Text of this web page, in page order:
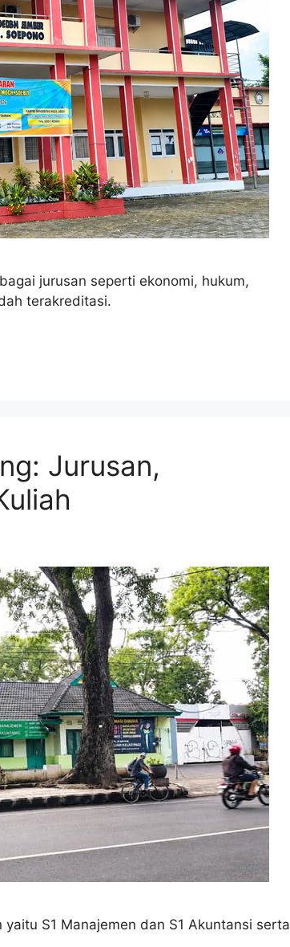
jurusan seperti ekonomi, hukum,
terakreditasi.
Jurusan,
yaitu S1 Manajemen dan S1 Akuntansi serta